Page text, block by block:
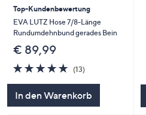
anzuzeigen.
Top-Kundenbewertung
EVA LUTZ Hose 7/8-Länge
Rundumdehnbund gerades Bein
€ 89,99
5.0
von
(13)13
In den Warenkorb